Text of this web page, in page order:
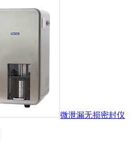
微泄漏无损密封仪